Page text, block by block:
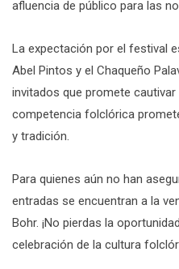
afluencia de público para las
La expectación por el festival
Abel Pintos y el Chaqueño
invitados que promete
competencia folclórica
y tradición.
Para quienes aún no han
entradas se encuentran a la
Bohr. ¡No pierdas la
celebración de la cultura